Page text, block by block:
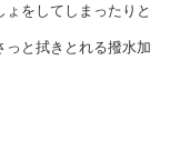
をしてしまったりと
っと拭きとれる撥水加